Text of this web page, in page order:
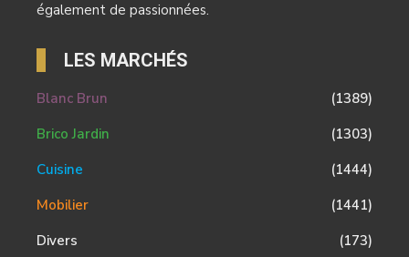
également de passionnées.
LES MARCHÉS
Blanc Brun
(1389)
Brico Jardin
(1303)
Cuisine
(1444)
Mobilier
(1441)
Divers
(173)